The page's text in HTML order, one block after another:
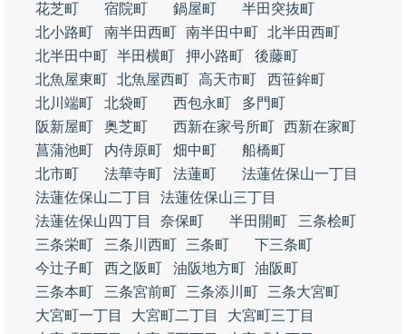
花芝町
宿院町 鍋屋町
半田突抜町
北小路町
南半田西町 南半田中町 北半田西町
北半田中町 半田横町 押小路町
後藤町
北魚屋東町 北魚屋西町 高天市町
西笹鉾町
北川端町
北袋町 西包永町
多門町
阪新屋町
奥芝町 西新在家号所町 西新在家町
菖蒲池町
内侍原町 畑中町
船橋町
北市町
法華寺町 法蓮町
法蓮佐保山一丁目
法蓮佐保山二丁目
法蓮佐保山三丁目
法蓮佐保山四丁目
奈保町 半田開町
三条桧町
三条栄町
三条川西町 三条町
下三条町
今辻子町
西之阪町 油阪地方町 油阪町
三条本町
三条宮前町 三条添川町
三条大宮町
大宮町一丁目
大宮町二丁目
大宮町三丁目